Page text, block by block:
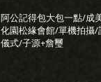
阿公記得包大包一點/成
化園松緣會館/單機拍攝/
儀式/子源+詹璽